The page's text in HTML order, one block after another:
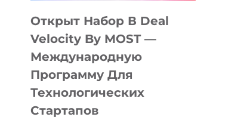
ПОДРОСТКАМ
БИЛЕТ
IT-
ПРЕДПРИНИМАТЕЛЬСТВО
Открыт Набор В Deal
Velocity By MOST —
Международную
Программу Для
Технологических
Стартапов